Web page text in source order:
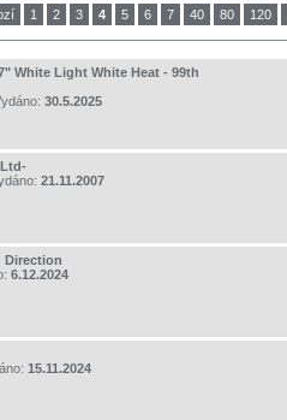
1 2 3 4 5 6 7 40 80 120
White Light White Heat - 99th
30.5.2025
21.11.2007
Direction
6.12.2024
15.11.2024